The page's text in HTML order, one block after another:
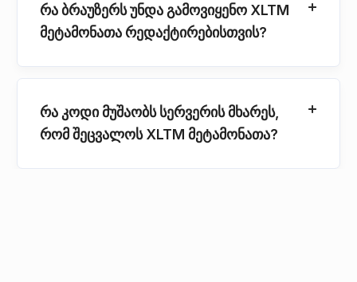
რა ბრაუზერს უნდა გამოვიყენო XLTM
მეტამონათა რედაქტირებისთვის?
რა კოდი მუშაობს სერვერის მხარეს,
რომ შეცვალოს XLTM მეტამონათა?